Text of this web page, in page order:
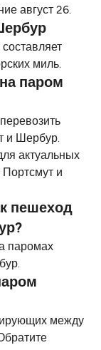
август 26.
миль.
паром
и Шербур.
актуальных
и
пешеход
паромах
между